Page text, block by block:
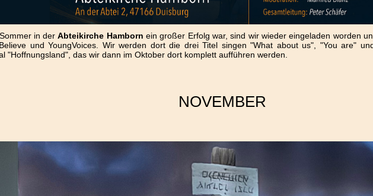
in derAbteikirche Hamborn ein großer Erfolg war, sind wir wieder eingeladen worden
und YoungVoices. Wir werden dort die drei Titel singen "What about us", "You are"
"Hoffnungsland", das wir dann im Oktober dort komplett aufführen werden.
NOVEMBER